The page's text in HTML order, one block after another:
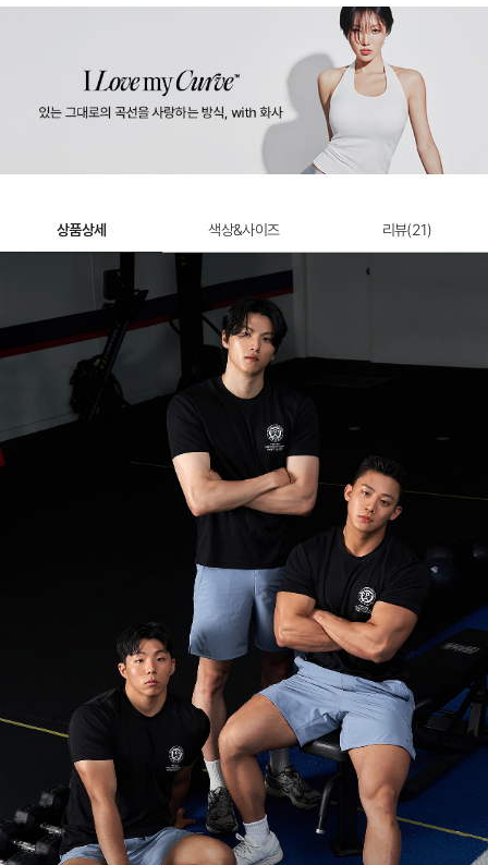
상품상세 색상&사이즈 리뷰(21)